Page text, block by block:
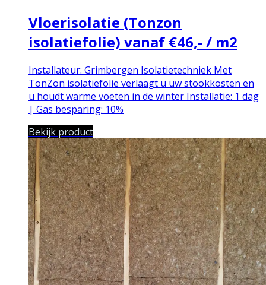
Vloerisolatie (Tonzon
isolatiefolie) vanaf €46,- / m2
Installateur: Grimbergen Isolatietechniek Met
TonZon isolatiefolie verlaagt u uw stookkosten en
u houdt warme voeten in de winter Installatie: 1 dag
| Gas besparing: 10%
Bekijk product